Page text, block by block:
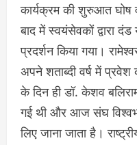
कार्यक्रम की शुरुआत घोष
बाद में स्वयंसेवकों द्वारा
प्रदर्शन किया गया।
अपने शताब्दी वर्ष में
के दिन ही डॉ. केशव
गई थी और आज संघ
लिए जाना जाता है।